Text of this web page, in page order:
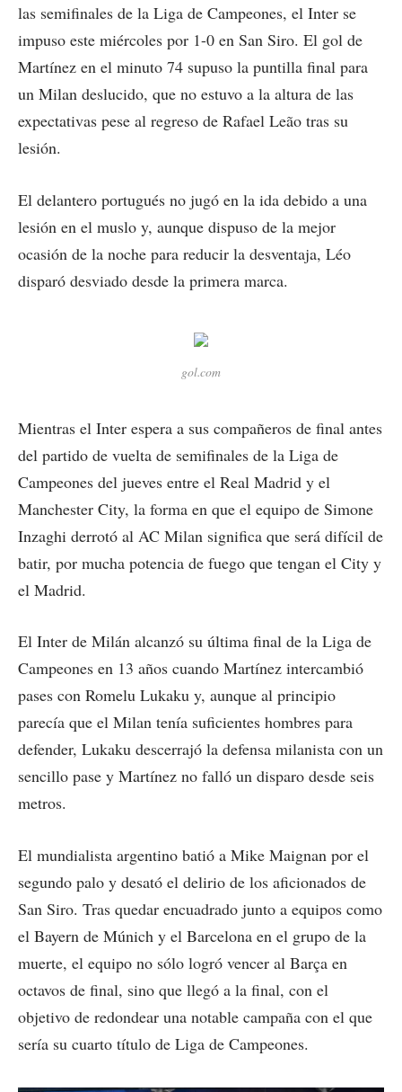
las semifinales de la Liga de Campeones, el Inter se
impuso este miércoles por 1-0 en San Siro. El gol de
Martínez en el minuto 74 supuso la puntilla final para
un Milan deslucido, que no estuvo a la altura de las
expectativas pese al regreso de Rafael Leão tras su
lesión.
El delantero portugués no jugó en la ida debido a una
lesión en el muslo y, aunque dispuso de la mejor
ocasión de la noche para reducir la desventaja, Léo
disparó desviado desde la primera marca.
gol.com
Mientras el Inter espera a sus compañeros de final antes
del partido de vuelta de semifinales de la Liga de
Campeones del jueves entre el Real Madrid y el
Manchester City, la forma en que el equipo de Simone
Inzaghi derrotó al AC Milan significa que será difícil de
batir, por mucha potencia de fuego que tengan el City y
el Madrid.
El Inter de Milán alcanzó su última final de la Liga de
Campeones en 13 años cuando Martínez intercambió
pases con Romelu Lukaku y, aunque al principio
parecía que el Milan tenía suficientes hombres para
defender, Lukaku descerrajó la defensa milanista con un
sencillo pase y Martínez no falló un disparo desde seis
metros.
El mundialista argentino batió a Mike Maignan por el
segundo palo y desató el delirio de los aficionados de
San Siro. Tras quedar encuadrado junto a equipos como
el Bayern de Múnich y el Barcelona en el grupo de la
muerte, el equipo no sólo logró vencer al Barça en
octavos de final, sino que llegó a la final, con el
objetivo de redondear una notable campaña con el que
sería su cuarto título de Liga de Campeones.